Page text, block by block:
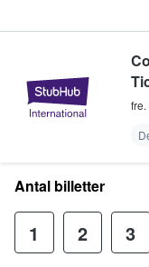
fre.
Antal billetter
1 2 3